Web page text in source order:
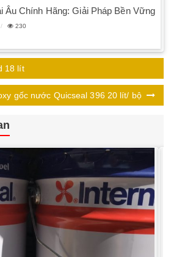
Âu Chính Hãng: Giải Pháp Bền Vững
230
18 lít
gốc nước Quicseal 396 20 lít/ bộ